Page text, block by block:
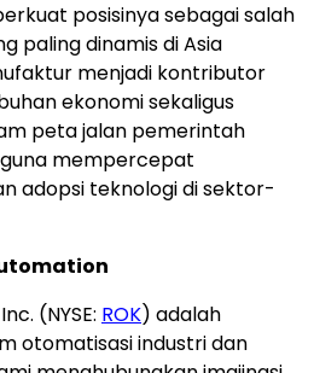
posisinya sebagai salah
paling dinamis di Asia
menjadi kontributor
ekonomi sekaligus
peta jalan pemerintah
guna mempercepat
adopsi teknologi di sektor-
(NYSE: ROK) adalah
otomatisasi industri dan